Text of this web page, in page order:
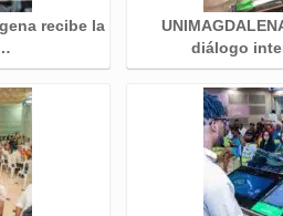
recibe la
diálogo